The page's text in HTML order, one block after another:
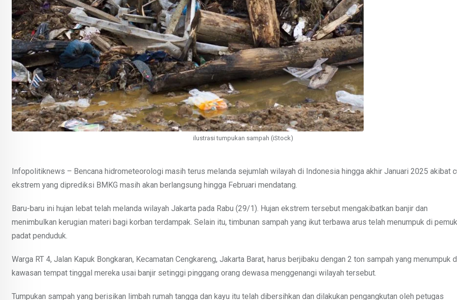
ilustrasi tumpukan sampah (iStock)
Infopolitiknews – Bencana hidrometeorologi masih terus melanda sejumlah wilayah di Indonesia hingga akhir Januari 2025 akibat
ekstrem yang diprediksi BMKG masih akan berlangsung hingga Februari mendatang.
Baru-baru ini hujan lebat telah melanda wilayah Jakarta pada Rabu (29/1). Hujan ekstrem tersebut mengakibatkan banjir dan
menimbulkan kerugian materi bagi korban terdampak. Selain itu, timbunan sampah yang ikut terbawa arus telah menumpuk di
padat penduduk.
Warga RT 4, Jalan Kapuk Bongkaran, Kecamatan Cengkareng, Jakarta Barat, harus berjibaku dengan 2 ton sampah yang menumpuk
kawasan tempat tinggal mereka usai banjir setinggi pinggang orang dewasa menggenangi wilayah tersebut.
Tumpukan sampah yang berisikan limbah rumah tangga dan kayu itu telah dibersihkan dan dilakukan pengangkutan oleh petugas